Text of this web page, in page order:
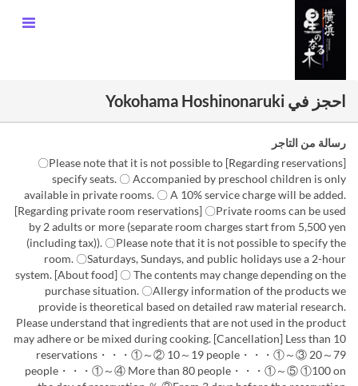
احجز في Yokohama Hoshinonaruki
رسالة من التاجر
[Regarding reservations] 〇Please note that it is not possible to
specify seats. 〇 Accompanied by preschool children is only
available in private rooms. 〇 A 10% service charge will be added.
[Regarding private room reservations] 〇Private rooms can be used
by 2 adults or more (separate room charges start from 5,500 yen
(including tax)). 〇Please note that it is not possible to specify the
room. 〇Saturdays, Sundays, and public holidays use a 2-hour
system. [About food] 〇 The contents may change depending on the
purchase situation. 〇Allergy information of the products we
provide is theoretical based on detailed raw material research.
Please understand that ingredients that are not used in the product
may adhere or be mixed during cooking. [Cancellation] Less than 10
reservations・・・①～② 10～19 people・・・①～③ 20～79
people・・・①～④ More than 80 people・・・①～⑤ ①100 on